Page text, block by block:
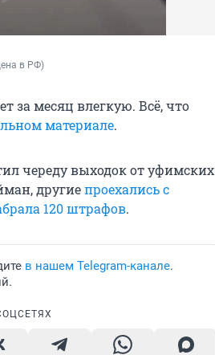
в РФ)
за месяц влегкую. Всё, что
материале.
череду выходок от уфимских
другиепроехались с
120 штрафов.
в нашем Telegram-канале.